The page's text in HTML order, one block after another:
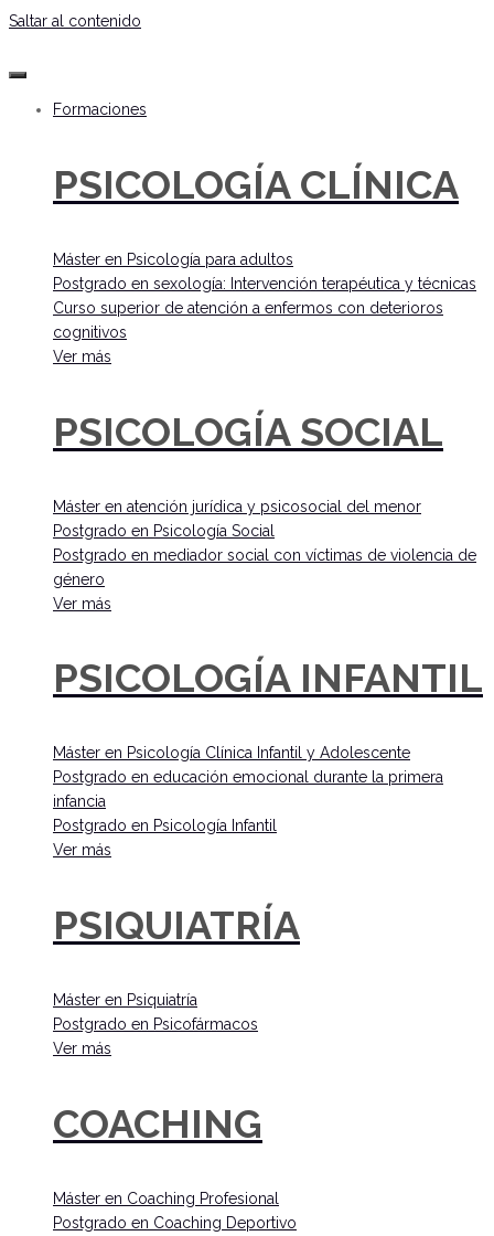
Saltar al contenido
Formaciones
PSICOLOGÍA CLÍNICA
Máster en Psicología para adultos
Postgrado en sexología: Intervención terapéutica y técnicas
Curso superior de atención a enfermos con deterioros
cognitivos
Ver más
PSICOLOGÍA SOCIAL
Máster en atención jurídica y psicosocial del menor
Postgrado en Psicología Social
Postgrado en mediador social con víctimas de violencia de
género
Ver más
PSICOLOGÍA INFANTIL
Máster en Psicología Clínica Infantil y Adolescente
Postgrado en educación emocional durante la primera
infancia
Postgrado en Psicología Infantil
Ver más
PSIQUIATRÍA
Máster en Psiquiatría
Postgrado en Psicofármacos
Ver más
COACHING
Máster en Coaching Profesional
Postgrado en Coaching Deportivo